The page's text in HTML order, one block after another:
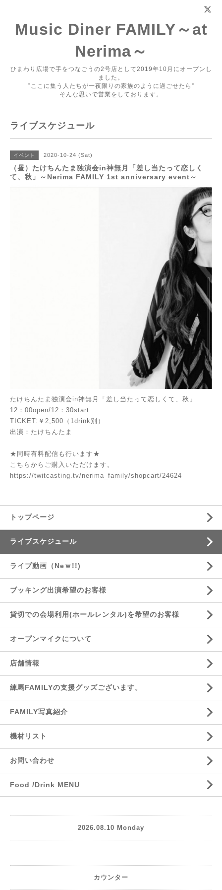
Music Diner FAMILY～at
Nerima～
ひまわり広場で手をつなごうの2号店として2019年10月にオープンし
ました。
”ここに集う人たちが一夜限りの家族のように過ごせたら”
そんな思いで営業をしております。
ライブスケジュール
イベント 2020-10-24 (Sat)
（昼）たけちんたま独演会in神無月「差し当たって恋しく
て、秋」～Nerima FAMILY 1st anniversary event～
たけちんたま独演会in神無月「差し当たって恋しくて、秋」
12：00open/12：30start
TICKET:￥2,500（1drink別）
出演：たけちんたま
★同時有料配信も行います★
こちらからご購入いただけます。
https://twitcasting.tv/nerima_family/shopcart/24624
トップページ
ライブスケジュール
ライブ動画（Neｗ!!)
ブッキング出演希望のお客様
貸切での会場利用(ホールレンタル)を希望のお客様
オープンマイクについて
店舗情報
練馬FAMILYの支援グッズございます。
FAMILY写真紹介
機材リスト
お問い合わせ
Food /Drink MENU
2026.08.10 Monday
カウンター